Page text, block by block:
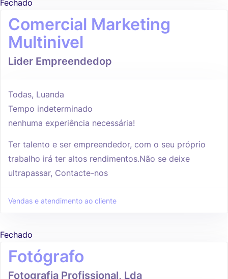
Fechado
Comercial Marketing
Multinivel
Lider Empreendedop
Todas, Luanda
Tempo indeterminado
nenhuma experiência necessária!
Ter talento e ser empreendedor, com o seu próprio
trabalho irá ter altos rendimentos.Não se deixe
ultrapassar, Contacte-nos
Vendas e atendimento ao cliente
Fechado
Fotógrafo
Fotografia Profissional, Lda